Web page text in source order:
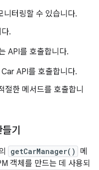
니터링할 수 있습니다.
.
API를 호출합니다.
API를 호출합니다.
절한 메서드를 호출합니
기
getCarManager()
메
객체를 만드는 데 사용되